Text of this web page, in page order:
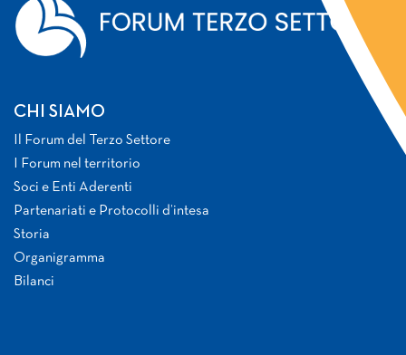
CHI SIAMO
Il Forum del Terzo Settore
I Forum nel territorio
Soci e Enti Aderenti
Partenariati e Protocolli d’intesa
Storia
Organigramma
Bilanci